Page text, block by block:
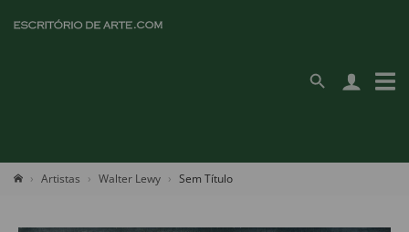
Artistas Walter Lewy Sem Título